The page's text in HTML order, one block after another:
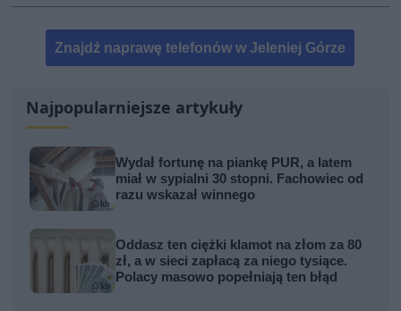
Znajdź naprawę telefonów w Jeleniej Górze
Najpopularniejsze artykuły
Wydał fortunę na piankę PUR, a latem
miał w sypialni 30 stopni. Fachowiec od
razu wskazał winnego
Oddasz ten ciężki klamot na złom za 80
zł, a w sieci zapłacą za niego tysiące.
Polacy masowo popełniają ten błąd